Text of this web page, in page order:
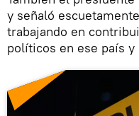
y señaló
trabajando en
políticos en ese país